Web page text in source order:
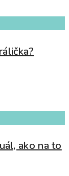
ako na to